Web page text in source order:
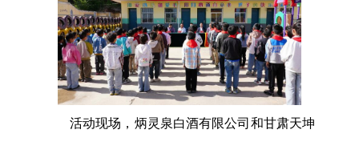
活动现场，炳灵泉白酒有限公司和甘肃天坤